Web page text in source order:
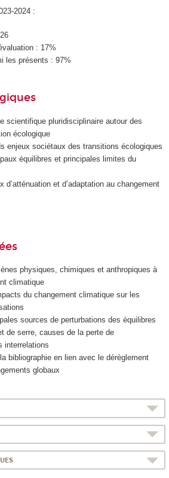
2024 :
: 17%
les présents : 97%
scientifique pluridisciplinaire autour des
écologique
enjeux sociétaux des transitions écologiques
équilibres et principales limites du
d’atténuation et d’adaptation au changement
physiques, chimiques et anthropiques à
climatique
du changement climatique sur les
sources de perturbations des équilibres
de serre, causes de la perte de
interrelations
bibliographie en lien avec le dérèglement
globaux